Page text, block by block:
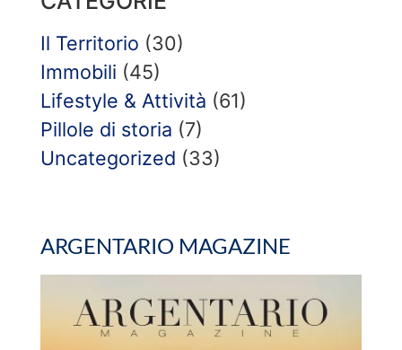
Il Territorio (30)
Immobili (45)
Lifestyle & Attività (61)
Pillole di storia (7)
Uncategorized (33)
ARGENTARIO MAGAZINE